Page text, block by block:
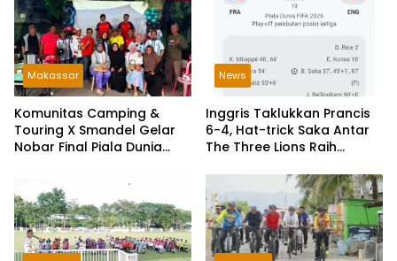
Makassar
Komunitas Camping &
Touring X Smandel Gelar
Nobar Final Piala Dunia
News
Inggris Taklukkan Prancis
6-4, Hat-trick Saka Antar
The Three Lions Raih